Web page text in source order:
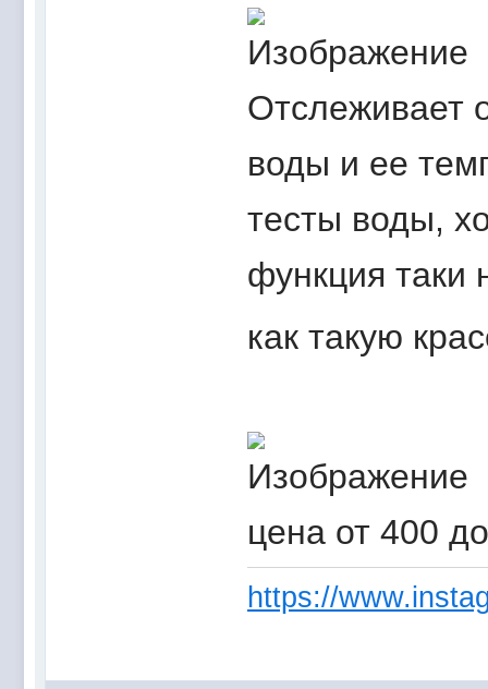
Отслеживает
воды и ее
тесты воды,
функция таки
как такую
цена от 400
https://